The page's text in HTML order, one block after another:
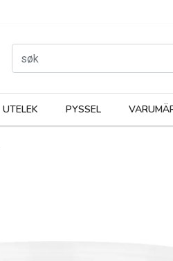
UTELEK PYSSEL